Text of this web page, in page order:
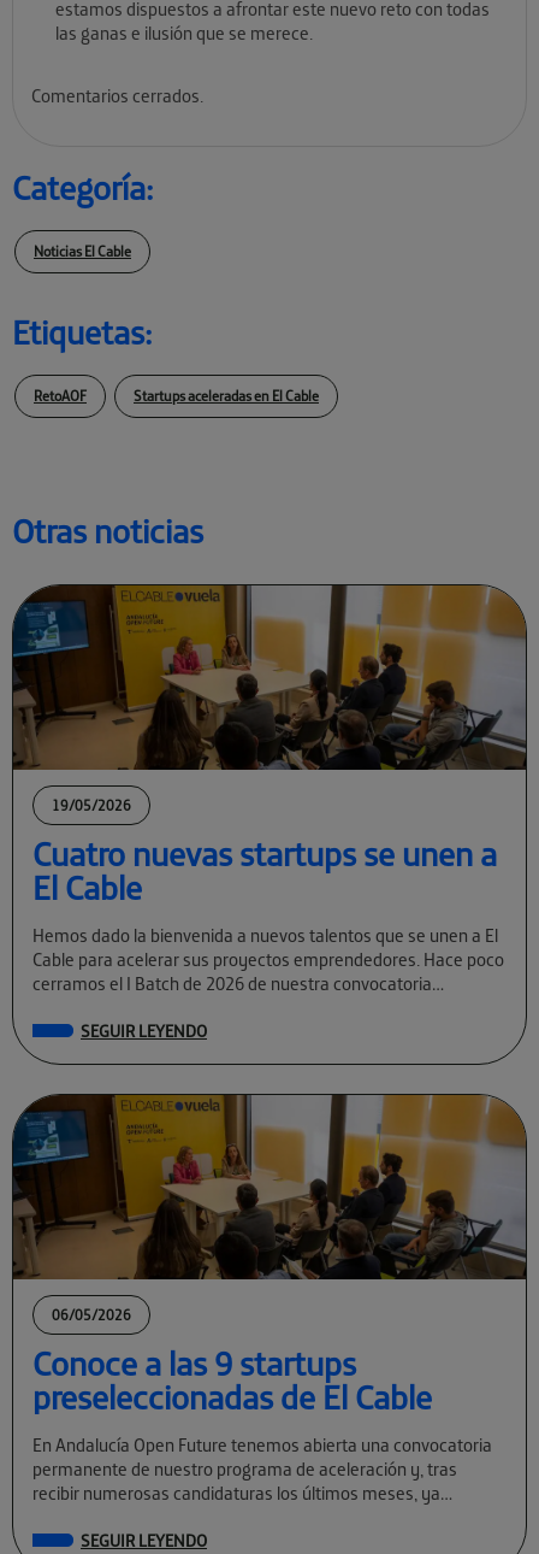
Otras noticias
19/05/2026
Cuatro nuevas startups se unen a
El Cable
Hemos dado la bienvenida a nuevos talentos que se unen a El
Cable para acelerar sus proyectos emprendedores. Hace poco
cerramos el I Batch de 2026 de nuestra convocatoria
SEGUIR LEYENDO
06/05/2026
Conoce a las 9 startups
preseleccionadas de El Cable
En Andalucía Open Future tenemos abierta una convocatoria
permanente de nuestro programa de aceleración y, tras
recibir numerosas candidaturas los últimos meses, ya
SEGUIR LEYENDO
estamos dispuestos a afrontar este nuevo reto con todas
las ganas e ilusión que se merece.
Comentarios cerrados.
Categoría:
Noticias El Cable
Etiquetas:
RetoAOF Startups aceleradas en El Cable